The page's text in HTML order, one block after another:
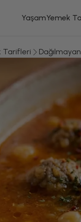
YaşamYemek
Tarifleri